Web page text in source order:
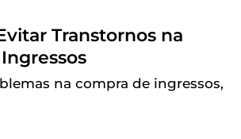
Transtornos na
na compra de ingressos,